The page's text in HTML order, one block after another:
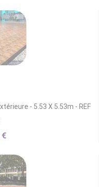
- 5.53 X 5.53m - REF